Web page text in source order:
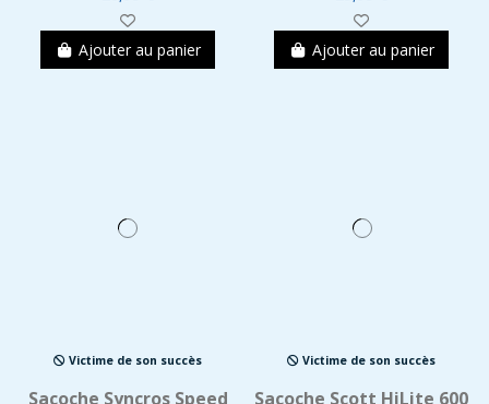
Ajouter au panier Ajouter au panier
Victime de son succès
Sacoche Syncros Speed
Victime de son succès
Sacoche Scott HiLite 600